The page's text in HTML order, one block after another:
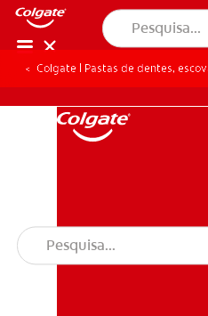
Colgate | Pastas de dentes,